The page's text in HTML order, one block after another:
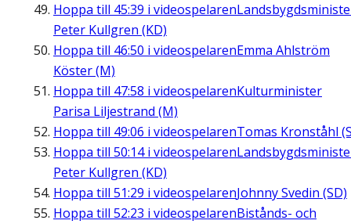
Hoppa till 45:39 i videospelaren
Peter Kullgren (KD)
Hoppa till 46:50 i videospelarenEmma Ahlström
Köster (M)
Hoppa till 47:58 i videospelarenKulturminister
Parisa Liljestrand (M)
Hoppa till 49:06 i videospelarenTomas Kronståhl
Hoppa till 50:14i videospelaren
Peter Kullgren (KD)
Hoppa till 51:29 i videospelarenJohnny Svedin (SD)
Hoppa till 52:23 i videospelarenBistånds- och